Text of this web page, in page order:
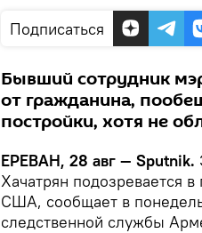
Подписаться
Бывший сотрудник
от гражданина,
постройки, хотя не
ЕРЕВАН, 28 авг — Sputnik.
Хачатрян подозревается
США, сообщает в
следственной службы